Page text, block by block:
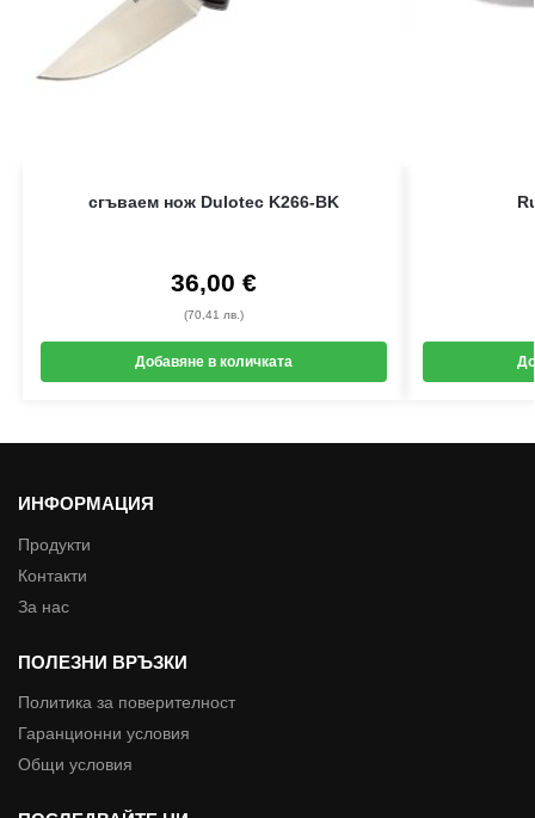
сгъваем нож Dulotec K266-BK
36,00 €
(70,41 лв.)
Добавяне в количката
ИНФОРМАЦИЯ
Продукти
Контакти
За нас
ПОЛЕЗНИ ВРЪЗКИ
Политика за поверителност
Гаранционни условия
Общи условия